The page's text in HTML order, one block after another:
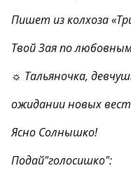
Пишет из колхоза
Твой Зая по
☼ Тальяночка,
ожидании новых
Ясно Солнышко!
Подай"голосишко":